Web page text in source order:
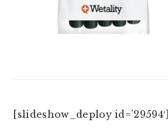
[slideshow_deploy id=’29594′]